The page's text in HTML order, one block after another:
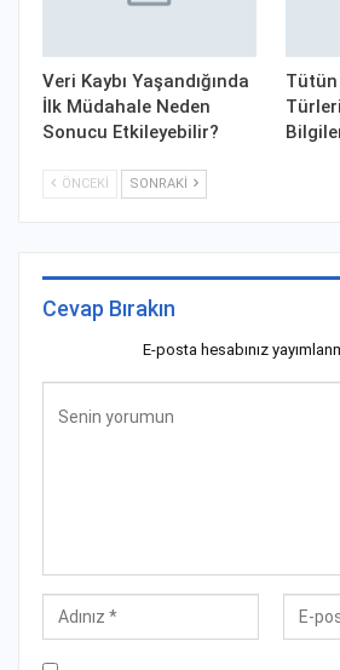
Veri Kaybı Yaşandığında
İlk Müdahale Neden
Sonucu Etkileyebilir?
Tütün
ÖNCEKI SONRAKI
Cevap Bırakın
E-posta hesabınız